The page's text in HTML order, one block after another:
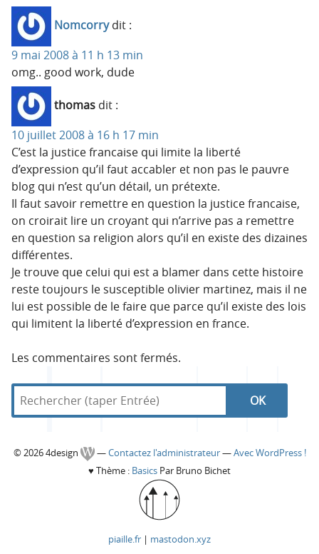
Nomcorry dit :
9 mai 2008 à 11 h 13 min
omg.. good work, dude
thomas dit :
10 juillet 2008 à 16 h 17 min
C’est la justice francaise qui limite la liberté
d’expression qu’il faut accabler et non pas le pauvre
blog qui n’est qu’un détail, un prétexte.
Il faut savoir remettre en question la justice francaise,
on croirait lire un croyant qui n’arrive pas a remettre
en question sa religion alors qu’il en existe des dizaines
différentes.
Je trouve que celui qui est a blamer dans cette histoire
reste toujours le susceptible olivier martinez, mais il ne
lui est possible de le faire que parce qu’il existe des lois
qui limitent la liberté d’expression en france.
Les commentaires sont fermés.
R
R
e
d
4
C
© 2026 4design —Contactez l'administrateur—Avec WordPress !
♥ Thème : Basics Par Bruno Bichet
piaille.fr | mastodon.xyz